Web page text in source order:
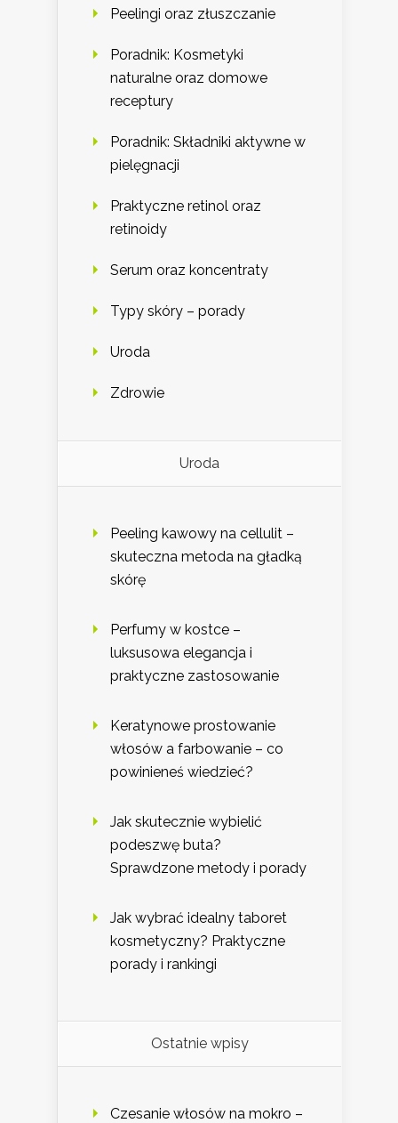
Peelingi oraz złuszczanie
Poradnik: Kosmetyki
naturalne oraz domowe
receptury
Poradnik: Składniki aktywne w
pielęgnacji
Praktyczne retinol oraz
retinoidy
Serum oraz koncentraty
Typy skóry – porady
Uroda
Zdrowie
Uroda
Peeling kawowy na cellulit –
skuteczna metoda na gładką
skórę
Perfumy w kostce –
luksusowa elegancja i
praktyczne zastosowanie
Keratynowe prostowanie
włosów a farbowanie – co
powinieneś wiedzieć?
Jak skutecznie wybielić
podeszwę buta?
Sprawdzone metody i porady
Jak wybrać idealny taboret
kosmetyczny? Praktyczne
porady i rankingi
Ostatnie wpisy
Czesanie włosów na mokro –